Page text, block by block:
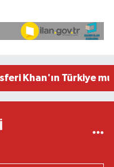
ölü bulundu
Khan'ın Türkiye